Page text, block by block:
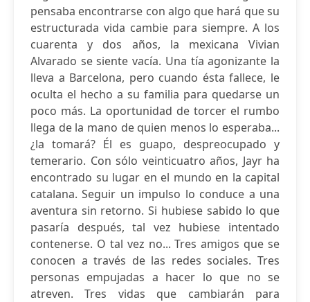
pensaba encontrarse con algo que hará que su
estructurada vida cambie para siempre. A los
cuarenta y dos años, la mexicana Vivian
Alvarado se siente vacía. Una tía agonizante la
lleva a Barcelona, pero cuando ésta fallece, le
oculta el hecho a su familia para quedarse un
poco más. La oportunidad de torcer el rumbo
llega de la mano de quien menos lo esperaba...
¿la tomará? Él es guapo, despreocupado y
temerario. Con sólo veinticuatro años, Jayr ha
encontrado su lugar en el mundo en la capital
catalana. Seguir un impulso lo conduce a una
aventura sin retorno. Si hubiese sabido lo que
pasaría después, tal vez hubiese intentado
contenerse. O tal vez no... Tres amigos que se
conocen a través de las redes sociales. Tres
personas empujadas a hacer lo que no se
atreven. Tres vidas que cambiarán para